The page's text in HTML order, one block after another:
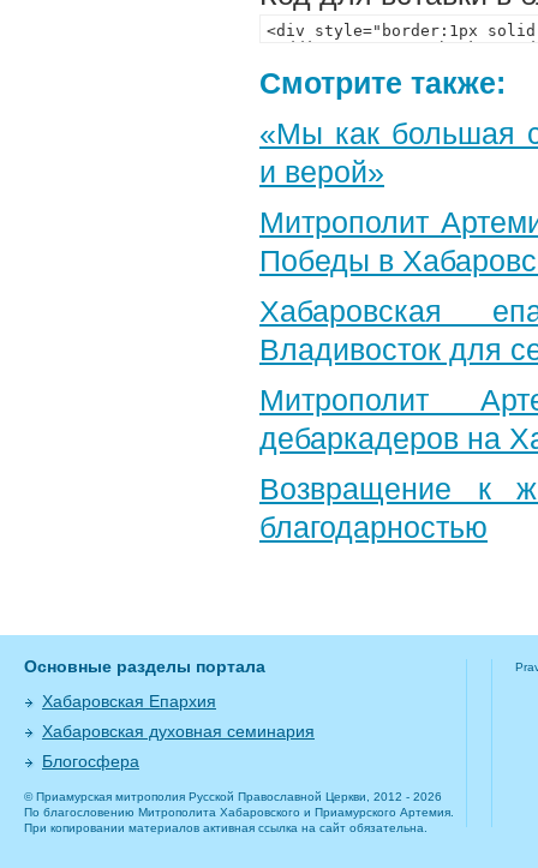
Смотрите также:
«Мы как большая
и верой»
Митрополит
Победы в
Хабаровская
Владивосток для
Митрополит
дебаркадеров на
Возвращение к
благодарностью
Основные разделы портала
Хабаровская Епархия
Хабаровская духовная семинария
Блогосфера
© Приамурская митрополия Русской Православной Церкви, 2012 - 2026
По благословению Митрополита Хабаровского и Приамурского Артемия.
При копировании материалов активная ссылка на сайт обязательна.